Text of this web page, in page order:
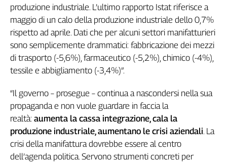
Inserti
Idea
Diffusa
InFlai
Le
tv
Work
in
Progress
L'Italia
nel
produzione industriale. L’ultimo rapporto Istat riferisce a
maggio di un calo della produzione industriale dello 0,7%
rispetto ad aprile. Dati che per alcuni settori manifatturieri
sono semplicemente drammatici: fabbricazione dei mezzi
di trasporto (-5,6%), farmaceutico (-5,2%), chimico (-4%),
tessile e abbigliamento (-3,4%)”.
“Il governo – prosegue – continua a nascondersi nella sua
propaganda e non vuole guardare in faccia la
realtà: aumenta la cassa integrazione, cala la
produzione industriale, aumentano le crisi aziendali. La
crisi della manifattura dovrebbe essere al centro
dell’agenda politica. Servono strumenti concreti per